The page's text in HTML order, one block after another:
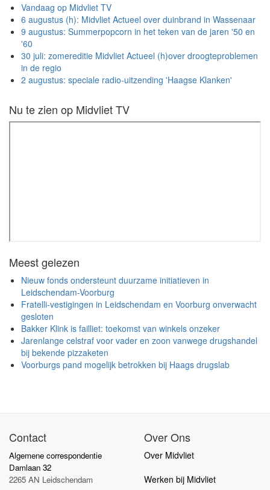
Vandaag op Midvliet TV
6 augustus (h): Midvliet Actueel over duinbrand in Wassenaar
9 augustus: Summerpopcorn in het teken van de jaren '50 en
'60
30 juli: zomereditie Midvliet Actueel (h)over droogteproblemen
in de regio
2 augustus: speciale radio-uitzending 'Haagse Klanken'
Nu te zien op Midvliet TV
Meest gelezen
Nieuw fonds ondersteunt duurzame initiatieven in
Leidschendam-Voorburg
Fratelli-vestigingen in Leidschendam en Voorburg onverwacht
gesloten
Bakker Klink is failliet: toekomst van winkels onzeker
Jarenlange celstraf voor vader en zoon vanwege drugshandel
bij bekende pizzaketen
Voorburgs pand mogelijk betrokken bij Haags drugslab
Contact
Algemene correspondentie
Damlaan 32
2265 AN Leidschendam
Over Ons
Over Midvliet
Werken bij Midvliet